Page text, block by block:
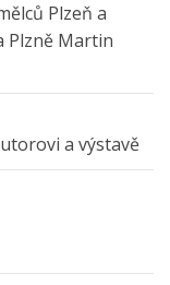
Plzeň a
Plzně Martin
a výstavě